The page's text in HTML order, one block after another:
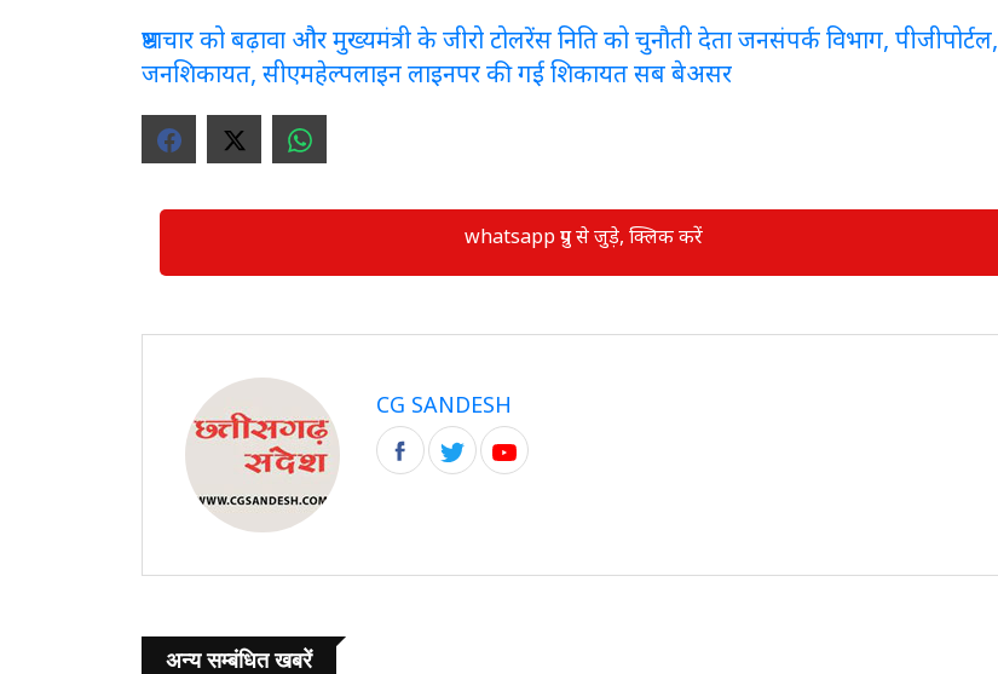
भ्रष्टाचार को बढ़ावा और मुख्यमंत्री के जीरो टोलरेंस निति को चुनौती देता जनसंपर्क विभाग, पीजीपोर्टल,
जनशिकायत, सीएमहेल्पलाइन लाइनपर की गई शिकायत सब बेअसर
whatsapp ग्रुप से जुड़े, क्लिक करें
CG SANDESH
अन्य सम्बंधित खबरें